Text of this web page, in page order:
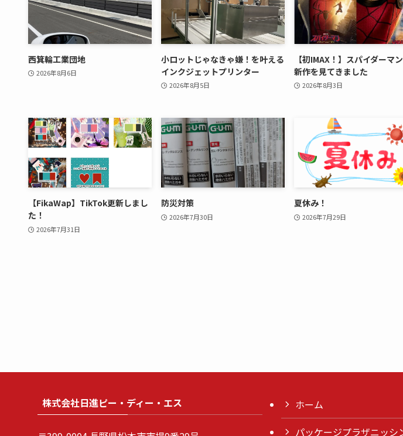
西箕輪工業団地
2026年8月6日
小ロットじゃなきゃ嫌！を叶える
インクジェットプリンター
2026年8月5日
【初IMAX！】スパイダーマ
新作を見てきました
2026年8月3日
【FikaWap】TikTok更新しまし
た！
2026年7月31日
防災対策
2026年7月30日
夏休み！
2026年7月29日
株式会社日進ピー・ディー・エス
ホーム
パッケージプラザニッシ